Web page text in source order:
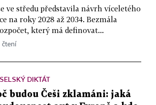
ve středu představila návrh víceletého
na roky 2028 až 2034. Bezmála
který má definovat...
čtení
DIKTÁT
budou Češi zklamáni: jaká